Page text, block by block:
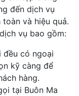
đến dịch vụ
và hiệu quả.
vụ bao gồm:
đều có ngoại
kỹ càng để
hàng.
tại Buôn Ma